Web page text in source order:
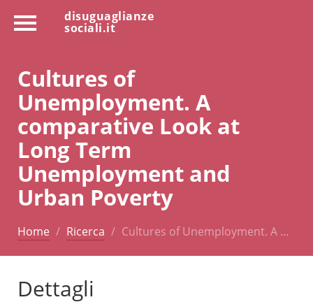
disuguaglianze
sociali.it
Cultures of
Unemployment. A
comparative Look at
Long Term
Unemployment and
Urban Poverty
Home Ricerca Cultures of Unemployment. A …
Dettagli